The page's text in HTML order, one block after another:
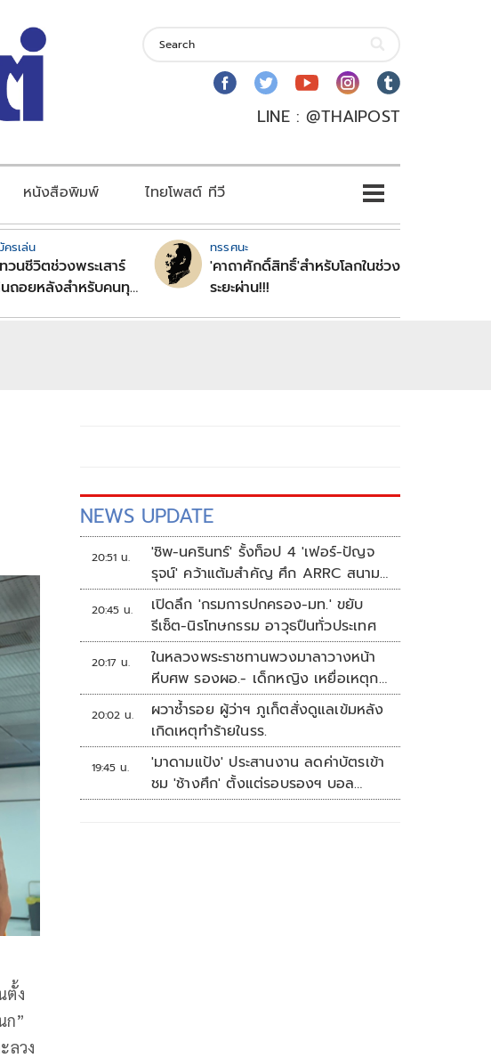
LINE : @THAIPOST
หนังสือพิมพ์ ไทยโพสต์ ทีวี
รเล่น
นชีวิตช่วงพระเสาร์
นถอยหลังสำหรับคนทุก
ทรรศนะ
'คาถาศักดิ์สิทธิ์'สำหรับโลกในช่วง
ระยะผ่าน!!!
ตั้ง
ก”
ลวง
NEWS UPDATE
20:51 น.
'ชิพ-นครินทร์' รั้งท็อป 4 'เฟอร์-ปัญจ
รุจน์' คว้าแต้มสำคัญ ศึก ARRC สนาม
4 เรซ 2
20:45 น.
เปิดลึก 'กรมการปกครอง-มท.' ขยับ
รีเซ็ต-นิรโทษกรรม อาวุธปืนทั่วประเทศ
20:17 น.
ในหลวงพระราชทานพวงมาลาวางหน้า
หีบศพ รองผอ.- เด็กหญิง เหยื่อเหตุก
ราดยิง
20:02 น.
ผวาซ้ำรอย ผู้ว่าฯ ภูเก็ตสั่งดูแลเข้มหลัง
เกิดเหตุทำร้ายในรร.
19:45 น.
'มาดามแป้ง' ประสานงาน ลดค่าบัตรเข้า
ชม 'ช้างศึก' ตั้งแต่รอบรองฯ บอล
อาเซียน